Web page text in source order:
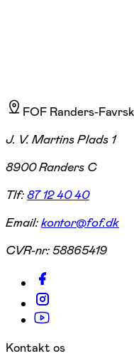
FOF Randers-
J. V. Martins Plads 1
8900 Randers C
Tlf:87 12 40 40
Email:kontor@fof.dk
CVR-nr:58865419
Kontakt os